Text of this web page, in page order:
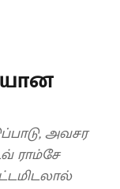
அவசர
ராம்சே